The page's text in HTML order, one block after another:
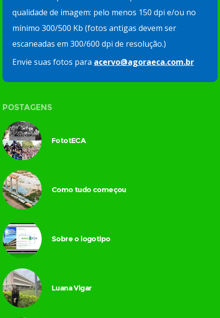
qualidade de imagem: pelo menos 150 dpi e/ou no
mínimo 300/500 Kb (fotos antigas devem ser
escaneadas em 300/600 dpi de resolução.)
Envie suas fotos para acervo@agoraeca.com.br
POSTAGENS
FototECA
Como tudo começou
Sobre o logotipo
Luana Vigar